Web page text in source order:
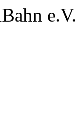
e.V.